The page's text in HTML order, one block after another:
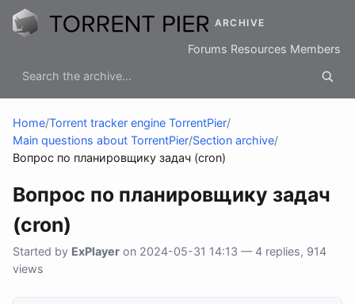
ARCHIVE
Forums Resources Members
Home/Torrent tracker engine TorrentPier/
Main questions about TorrentPier/Section archive/
Вопрос по планировщику задач (cron)
Вопрос по планировщику задач
(cron)
Started by ExPlayer on 2024-05-31 14:13 — 4 replies, 914
views